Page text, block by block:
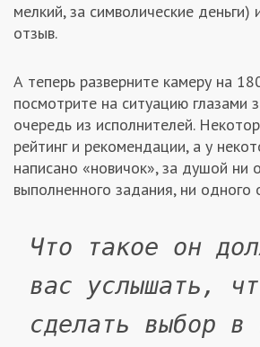
мелкий, за символические
отзыв.
А теперь разверните камеру на
посмотрите на ситуацию глазами
очередь из исполнителей.
рейтинг и рекомендации, а у
написано «новичок», за душой ни
выполненного задания, ни одного
Что такое он
вас услышать,
сделать выбор в